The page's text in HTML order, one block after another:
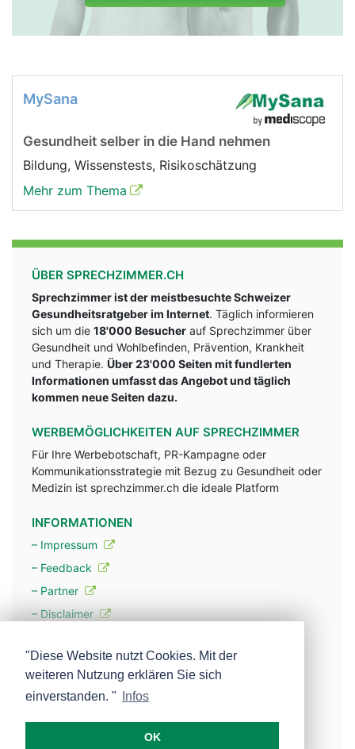
MySana
Gesundheit selber in die Hand nehmen
Bildung, Wissenstests, Risikoschätzung
Mehr zum Thema
ÜBER SPRECHZIMMER.CH
Sprechzimmer ist der meistbesuchte Schweizer
Gesundheitsratgeber im Internet. Täglich informieren
sich um die 18'000 Besucher auf Sprechzimmer über
Gesundheit und Wohlbefinden, Prävention, Krankheit
und Therapie. Über 23'000 Seiten mit fundlerten
Informationen umfasst das Angebot und täglich
kommen neue Seiten dazu.
WERBEMÖGLICHKEITEN AUF SPRECHZIMMER
Für Ihre Werbebotschaft, PR-Kampagne oder
Kommunikationsstrategie mit Bezug zu Gesundheit oder
Medizin ist sprechzimmer.ch die ideale Platform
INFORMATIONEN
– Impressum
– Feedback
– Partner
– Disclaimer
– Werbung
– Mehr über unsere Experten
"Diese Website nutzt Cookies. Mit der
weiteren Nutzung erklären Sie sich
einverstanden. "
Infos
OK